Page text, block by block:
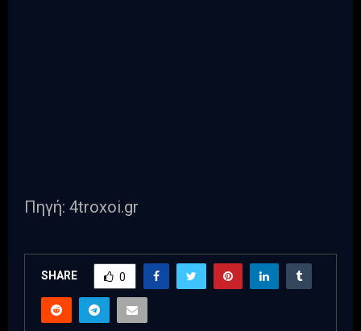
Πηγή: 4troxoi.gr
SHARE 0